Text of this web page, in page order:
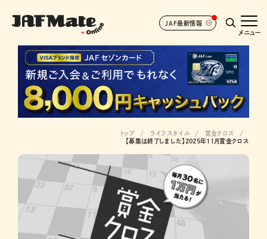
JAF最新情報
メニュー
トップ ライフスタイル
賞金クロス
【募集は終了しました】2025年11月賞金クロス